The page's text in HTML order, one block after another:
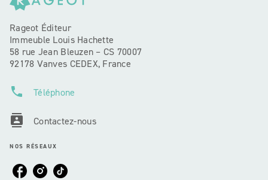
Rageot Éditeur
Immeuble Louis Hachette
58 rue Jean Bleuzen – CS 70007
92178 Vanves CEDEX, France
phone Téléphone
contacts Contactez-nous
NOS RÉSEAUX